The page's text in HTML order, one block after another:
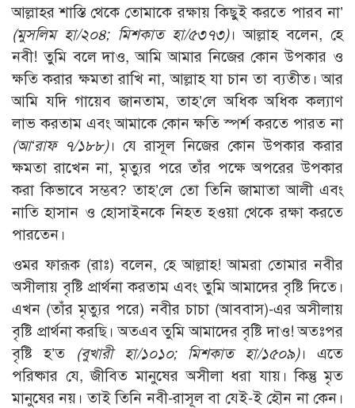
আল্লাহর শাস্তি থেকে তোমাকে রক্ষায় কিছুই করতে পারব না’
(মুসলিম হা/২০৪; মিশকাত হা/৫৩৭৩)। আল্লাহ বলেন, হে
নবী! তুমি বলে দাও, আমি আমার নিজের কোন উপকার ও
ক্ষতি করার ক্ষমতা রাখি না, আল্লাহ যা চান তা ব্যতীত। আর
আমি যদি গায়েব জানতাম, তাহ’লে অধিক অধিক কল্যাণ
লাভ করতাম এবং আমাকে কোন ক্ষতি স্পর্শ করতে পারত না
(আ‘রাফ ৭/১৮৮)। যে রাসূল নিজের কোন উপকার করার
ক্ষমতা রাখেন না, মৃত্যুর পরে তাঁর পক্ষে অপরের উপকার
করা কিভাবে সম্ভব? তাহ’লে তো তিনি জামাতা আলী এবং
নাতি হাসান ও হোসাইনকে নিহত হওয়া থেকে রক্ষা করতে
পারতেন।
ওমর ফারূক (রাঃ) বলেন, হে আল্লাহ! আমরা তোমার নবীর
অসীলায় বৃষ্টি প্রার্থনা করতাম এবং তুমি আমাদের বৃষ্টি দিতে।
এখন (তাঁর মৃত্যুর পরে) নবীর চাচা (আববাস)-এর অসীলায়
বৃষ্টি প্রার্থনা করছি। অতএব তুমি আমাদের বৃষ্টি দাও! অতঃপর
বৃষ্টি হ’ত
(বুখারী হা/১০১০; মিশকাত হা/১৫০৯)। এতে
পরিষ্কার যে, জীবিত মানুষের অসীলা ধরা যায়। কিন্তু মৃত
মানুষের নয়। তাই তিনি নবী-রাসূল বা যেই-ই হৌন না কেন।